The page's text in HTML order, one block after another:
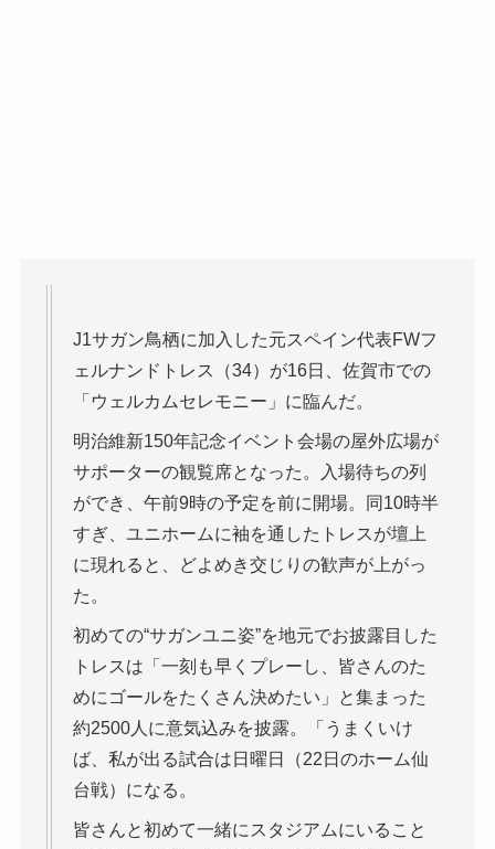
J1サガン鳥栖に加入した元スペイン代表FWフ
ェルナンドトレス（34）が16日、佐賀市での
「ウェルカムセレモニー」に臨んだ。
明治維新150年記念イベント会場の屋外広場が
サポーターの観覧席となった。入場待ちの列
ができ、午前9時の予定を前に開場。同10時半
すぎ、ユニホームに袖を通したトレスが壇上
に現れると、どよめき交じりの歓声が上がっ
た。
初めての“サガンユニ姿”を地元でお披露目した
トレスは「一刻も早くプレーし、皆さんのた
めにゴールをたくさん決めたい」と集まった
約2500人に意気込みを披露。「うまくいけ
ば、私が出る試合は日曜日（22日のホーム仙
台戦）になる。
皆さんと初めて一緒にスタジアムにいること